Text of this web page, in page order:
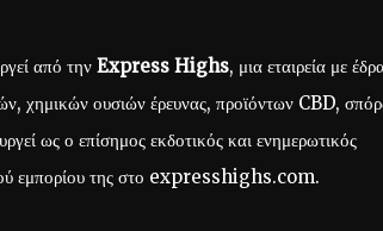
από την Express Highs, μια εταιρεία με
χημικών ουσιών έρευνας, προϊόντων CBD,
ως ο επίσημος εκδοτικός και ενημερωτικός
εμπορίου της στο expresshighs.com.